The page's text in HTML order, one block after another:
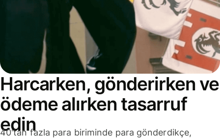
Harcarken, gönderirken ve
ödeme alırken tasarruf
edin
40'tan fazla para biriminde para gönderdikçe,